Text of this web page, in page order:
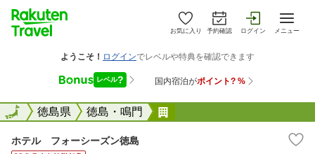
お気に入り 予約確認 ログイン メニュー
全国徳島県 徳島・鳴門
全国
ホテル フォーシーズン徳島